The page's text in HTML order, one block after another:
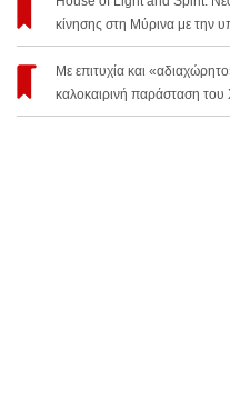
κίνησης στη Μύρινα με την
Με επιτυχία και
καλοκαιρινή παράσταση